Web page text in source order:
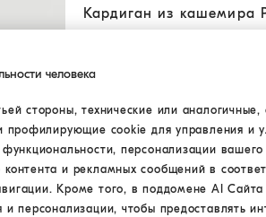
Кардиган из кашемира
Кардиган из кашемира
БАЗА
человека
стороны, технические или
профилирующие cookie для управления и
персонализации
и рекламных сообщений в
Кроме того, в поддомене AI
персонализации, чтобы предоставлять